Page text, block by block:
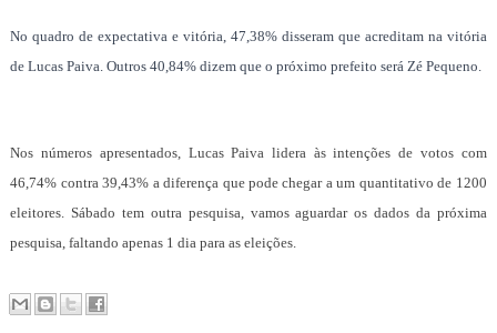
No quadro de expectativa e vitória, 47,38% disseram que acreditam na vitória
de Lucas Paiva. Outros 40,84% dizem que o próximo prefeito será Zé Pequeno.
Nos números apresentados, Lucas Paiva lidera às intenções de votos com
46,74% contra 39,43% a diferença que pode chegar a um quantitativo de 1200
eleitores. Sábado tem outra pesquisa, vamos aguardar os dados da próxima
pesquisa, faltando apenas 1 dia para as eleições.